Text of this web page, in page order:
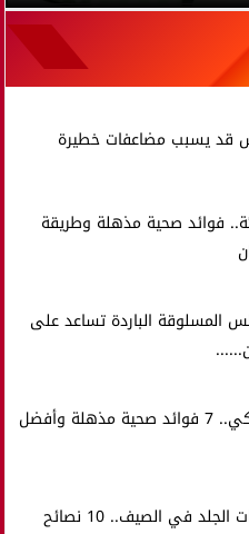
قد يسبب مضاعفات خطيرة
فوائد صحية مذهلة وطريقة
المسلوقة الباردة تساعد على
التين الشوكي.. 7 فوائد صحية مذهلة وأفضل
احذر التهابات الجلد في الصيف.. 10 نصائح